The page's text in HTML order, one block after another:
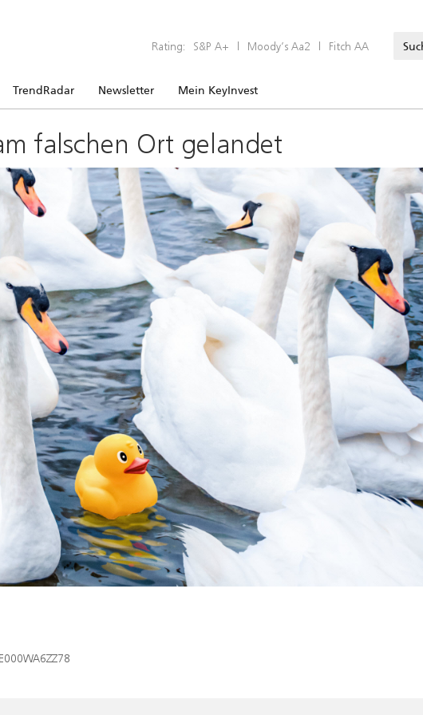
Rating: S&P A+ | Moody’s Aa2 | Fitch AA
TrendRadar Newsletter Mein KeyInvest
falschen Ort gelandet